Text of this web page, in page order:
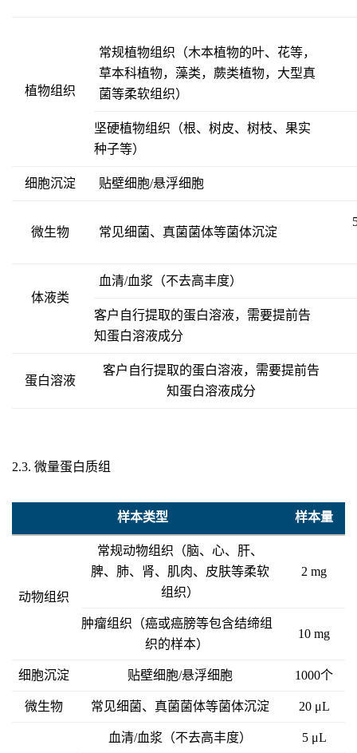
植物组织
常规植物组织（木本植物的叶、花等，
草本科植物，藻类，蕨类植物，大型真
菌等柔软组织）
坚硬植物组织（根、树皮、树枝、果实
种子等）
细胞沉淀 贴壁细胞/悬浮细胞
微生物 常见细菌、真菌菌体等菌体沉淀
体液类
血清/血浆（不去高丰度）
客户自行提取的蛋白溶液，需要提前告
知蛋白溶液成分
蛋白溶液
客户自行提取的蛋白溶液，需要提前告
知蛋白溶液成分
2.3. 微量蛋白质组
样本类型 样本量
动物组织
常规动物组织（脑、心、肝、
脾、肺、肾、肌肉、皮肤等柔软
组织）
2 mg
肿瘤组织（癌或癌膀等包含结缔组
织的样本）
10 mg
细胞沉淀 贴壁细胞/悬浮细胞 1000个
微生物 常见细菌、真菌菌体等菌体沉淀 20 μL
血清/血浆（不去高丰度） 5 μL